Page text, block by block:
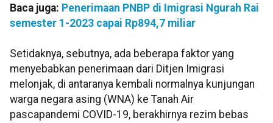
Baca juga: Penerimaan PNBP di Imigrasi Ngurah Rai
semester 1-2023 capai Rp894,7 miliar
Setidaknya, sebutnya, ada beberapa faktor yang
menyebabkan penerimaan dari Ditjen Imigrasi
melonjak, di antaranya kembali normalnya kunjungan
warga negara asing (WNA) ke Tanah Air
pascapandemi COVID-19, berakhirnya rezim bebas